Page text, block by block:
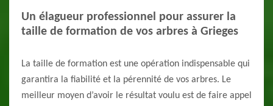
Un élagueur professionnel pour assurer la
taille de formation de vos arbres à Grieges
La taille de formation est une opération indispensable qui
garantira la fiabilité et la pérennité de vos arbres. Le
meilleur moyen d’avoir le résultat voulu est de faire appel